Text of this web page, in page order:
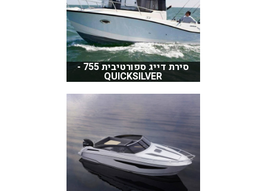
סירת דייג ספורטיבית 755 -
QUICKSILVER